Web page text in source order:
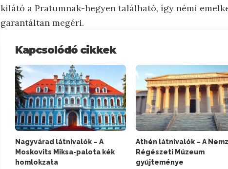
kilátó a Pratumnak-hegyen található, így némi
garantáltan megéri.
Kapcsolódó cikkek
Nagyvárad látnivalók – A
Moskovits Miksa-palota kék
homlokzata
Athén látnivalók – A
Régészeti Múzeum
gyűjteménye